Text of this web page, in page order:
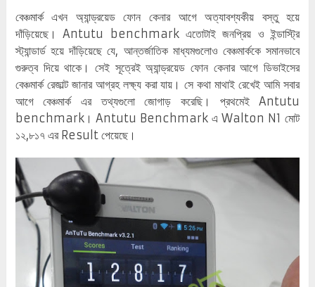
বেঞ্চমার্ক এখন অ্যান্ড্রয়েড ফোন কেনার আগে অত্যাবশ্যকীয় বস্তু হয়ে
দাঁড়িয়েছে। Antutu benchmark এতোটাই জনপ্রিয় ও ইন্ডাস্ট্রি
স্ট্যান্ডার্ড হয়ে দাঁড়িয়েছে যে, আন্তর্জাতিক মাধ্যমগুলোও বেঞ্চমার্ককে সমানভাবে
গুরুত্ব দিয়ে থাকে। সেই সূত্রেই অ্যান্ড্রয়েড ফোন কেনার আগে ডিভাইসের
বেঞ্চমার্ক রেজাল্ট জানার আগ্রহ লক্ষ্য করা যায়। সে কথা মাথাই রেখেই আমি সবার
আগে বেঞ্চমার্ক এর তথ্যগুলো জোগাড় করেছি। প্রথমেই Antutu
benchmark। Antutu Benchmark এ Walton N1 মোট
১২,৮১৭ এর Result পেয়েছে।